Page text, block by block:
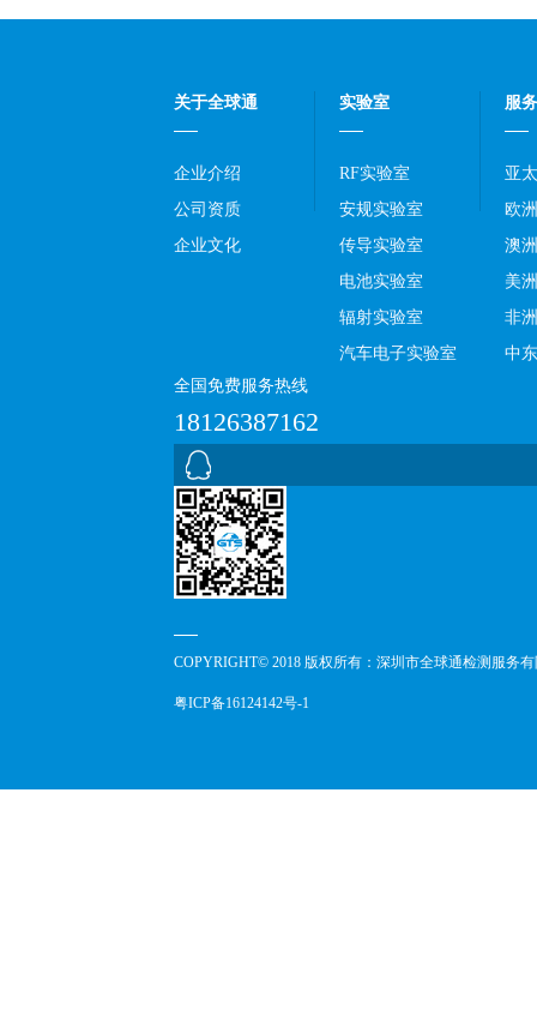
关于全球通
企业介绍
公司资质
企业文化
实验室
RF实验室
安规实验室
传导实验室
电池实验室
辐射实验室
汽车电子实验室
服
亚
欧洲
澳洲
美洲
非洲
中东
全国免费服务热线
18126387162
COPYRIGHT© 2018 版权所有：深圳市全球通检测服务
粤ICP备16124142号-1